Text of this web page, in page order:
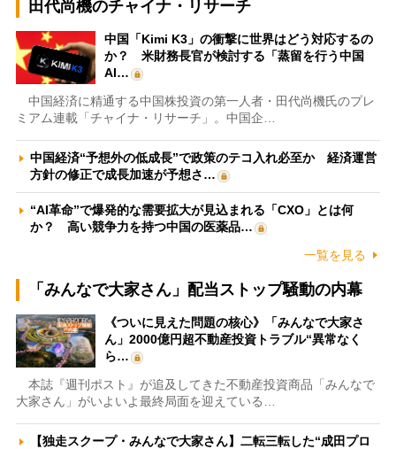
田代尚機のチャイナ・リサーチ
中国「Kimi K3」の衝撃に世界はどう対応するの
か？ 米財務長官が検討する「蒸留を行う中国
AI…
中国経済に精通する中国株投資の第一人者・田代尚機氏のプレ
ミアム連載「チャイナ・リサーチ」。中国企…
中国経済“予想外の低成長”で政策のテコ入れ必至か 経済運営
方針の修正で成長加速が予想さ…
“AI革命”で爆発的な需要拡大が見込まれる「CXO」とは何
か？ 高い競争力を持つ中国の医薬品…
一覧を見る
「みんなで大家さん」配当ストップ騒動の内幕
《ついに見えた問題の核心》「みんなで大家さ
ん」2000億円超不動産投資トラブル“異常なく
ら…
本誌『週刊ポスト』が追及してきた不動産投資商品「みんなで
大家さん」がいよいよ最終局面を迎えている…
【独走スクープ・みんなで大家さん】二転三転した“成田プロ